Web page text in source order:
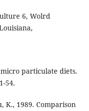
6, Wolrd
micro particulate diets.
54.
K., 1989. Comparison